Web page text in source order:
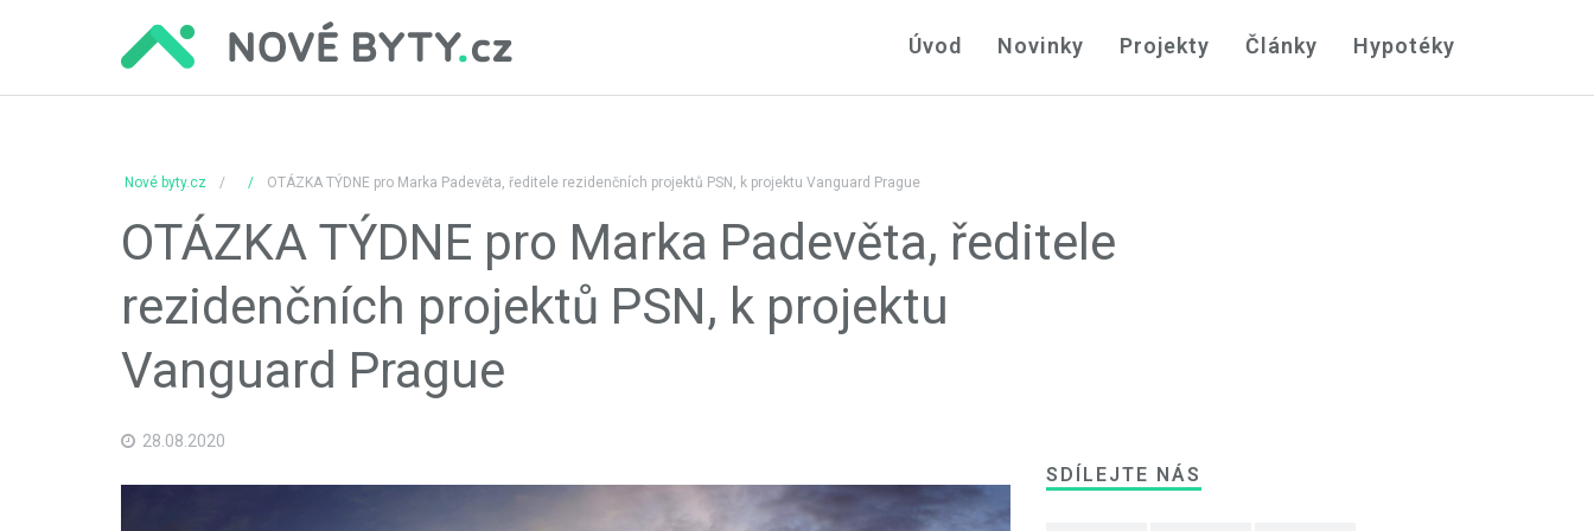
Úvod Novinky Projekty Články Hypotéky
Nové byty.cz OTÁZKA TÝDNE pro Marka Padevěta, ředitele rezidenčních projektů PSN, k projektu Vanguard Prague
OTÁZKA TÝDNE pro Marka Padevěta, ředitele
rezidenčních projektů PSN, k projektu
Vanguard Prague
28.08.2020
SDÍLEJTE NÁS